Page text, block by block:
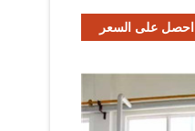
احصل على السعر